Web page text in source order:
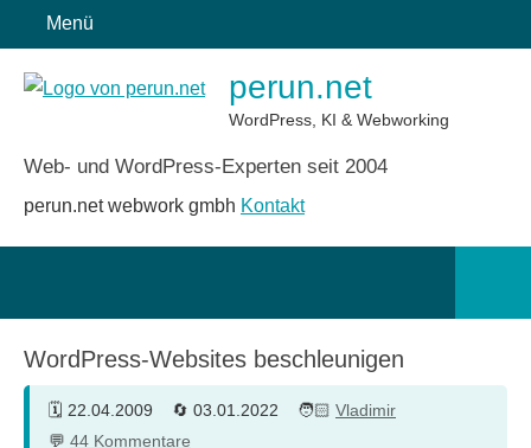
Inhalt
springen
Menü
perun.net
WordPress, KI & Webworking
Web- und WordPress-Experten seit 2004
perun.net webwork gmbh Kontakt
WordPress-Websites beschleunigen
22.04.2009 03.01.2022
Vladimir
44 Kommentare